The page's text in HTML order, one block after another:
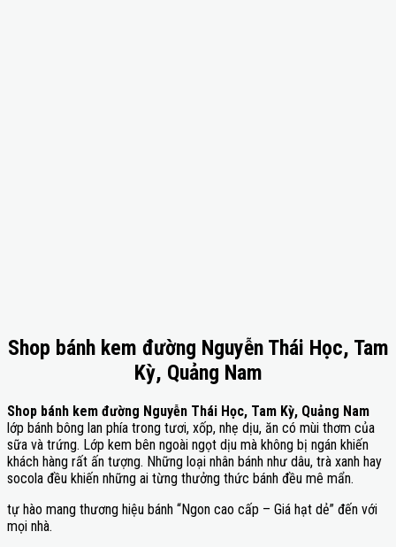
Shop bánh kem đường Nguyễn Thái Học, Tam
Kỳ, Quảng Nam
Shop bánh kem đường Nguyễn Thái Học, Tam Kỳ, Quảng Nam
lớp bánh bông lan phía trong tươi, xốp, nhẹ dịu, ăn có mùi thơm của
sữa và trứng. Lớp kem bên ngoài ngọt dịu mà không bị ngán khiến
khách hàng rất ấn tượng. Những loại nhân bánh như dâu, trà xanh hay
socola đều khiến những ai từng thưởng thức bánh đều mê mẩn.
tự hào mang thương hiệu bánh “Ngon cao cấp – Giá hạt dẻ” đến với
mọi nhà.